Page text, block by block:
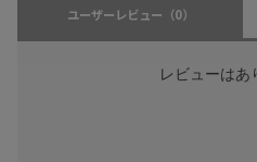
ユーザーレビュー （0）
レビューはあ